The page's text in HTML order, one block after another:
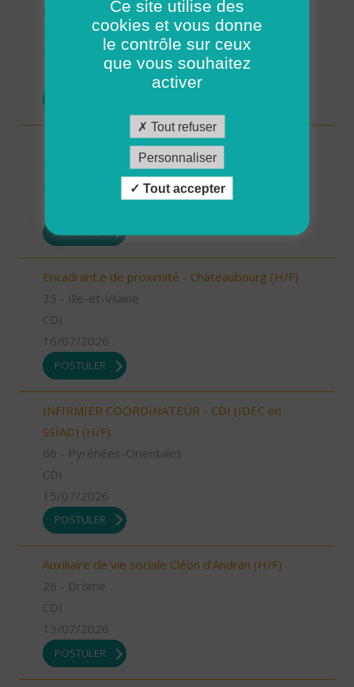
(H/F)
35 - Ille-et-Vilaine
1 Auxiliaire de vie de nuit (H/F)
POSTULER
Encadrant.e de proximité - Chateaubourg (H/F)
35 - Ille-et-Vilaine
CDI
16/07/2026
POSTULER
INFIRMIER COORDINATEUR - CDI (IDEC en
SSIAD) (H/F)
66 - Pyrénées-Orientales
CDI
15/07/2026
POSTULER
Auxiliaire de vie sociale Cléon d'Andran (H/F)
26 - Drôme
CDI
13/07/2026
POSTULER
Ce site utilise des
cookies et vous donne
le contrôle sur ceux
que vous souhaitez
activer
Tout refuser
Personnaliser
Tout accepter